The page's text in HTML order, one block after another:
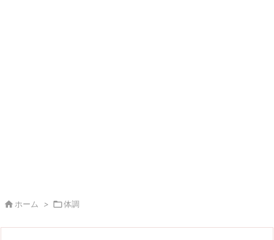
 ホーム > 体調